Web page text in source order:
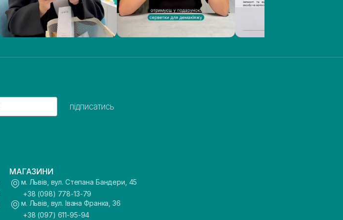
підписатись
МАГАЗИНИ
м. Львів, вул. Степана Бандери, 45
+38 (098) 778-13-79
м. Львів, вул. Івана Франка, 36
+38 (097) 611-95-94